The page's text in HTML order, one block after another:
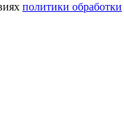
политики обработки